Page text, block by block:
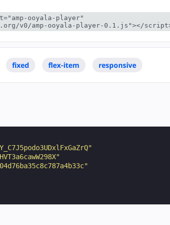
ooyala-player"
v0/amp-ooyala-player-0.1.js"></
fixed flex-item responsive